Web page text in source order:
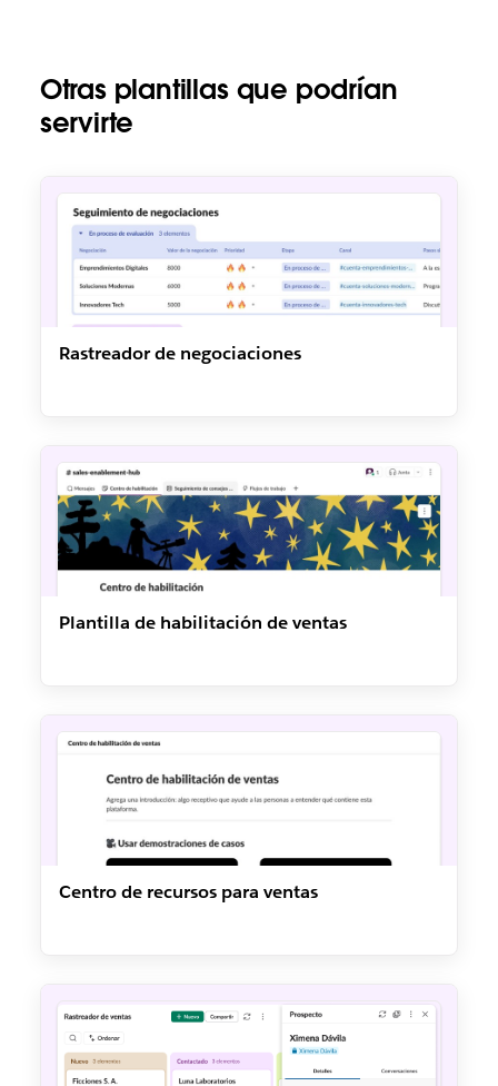
Otras plantillas que podrían
servirte
Rastreador de negociaciones
Plantilla de habilitación de ventas
Centro de recursos para ventas